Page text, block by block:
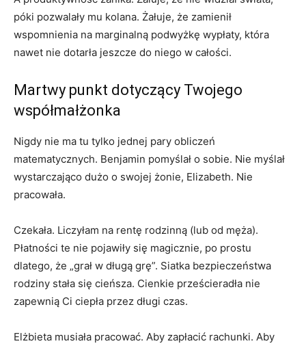
póki pozwalały mu kolana. Żałuje, że zamienił
wspomnienia na marginalną podwyżkę wypłaty, która
nawet nie dotarła jeszcze do niego w całości.
Martwy punkt dotyczący Twojego
współmałżonka
Nigdy nie ma tu tylko jednej pary obliczeń
matematycznych. Benjamin pomyślał o sobie. Nie myślał
wystarczająco dużo o swojej żonie, Elizabeth. Nie
pracowała.
Czekała. Liczyłam na rentę rodzinną (lub od męża).
Płatności te nie pojawiły się magicznie, po prostu
dlatego, że „grał w długą grę”. Siatka bezpieczeństwa
rodziny stała się cieńsza. Cienkie prześcieradła nie
zapewnią Ci ciepła przez długi czas.
Elżbieta musiała pracować. Aby zapłacić rachunki. Aby